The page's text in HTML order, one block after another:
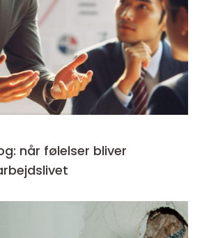
når følelser bliver